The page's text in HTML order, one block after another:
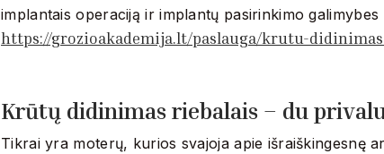
implantais operaciją ir implantų pasirinkimo galimybes
https://grozioakademija.lt/paslauga/krutu-
Krūtų didinimas riebalais – du
Tikrai yra moterų, kurios svajoja apie išraiškingesnę